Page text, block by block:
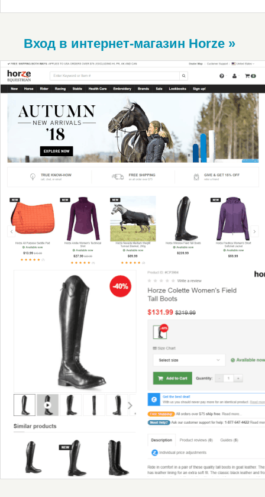
Вход в интернет-магазин Horze »